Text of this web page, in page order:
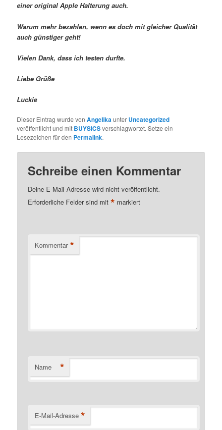
einer original Apple Halterung auch.
Warum mehr bezahlen, wenn es doch mit gleicher Qualität
auch günstiger geht!
Vielen Dank, dass ich testen durfte.
Liebe Grüße
Luckie
Dieser Eintrag wurde vonAngelikaunter Uncategorized
veröffentlicht und mit BUYSICSverschlagwortet. Setze ein
Lesezeichen für den Permalink.
Schreibe einen Kommentar
Deine E-Mail-Adresse wird nicht veröffentlicht.
Erforderliche Felder sind mit* markiert
Kommentar *
Name *
E-Mail-Adresse *